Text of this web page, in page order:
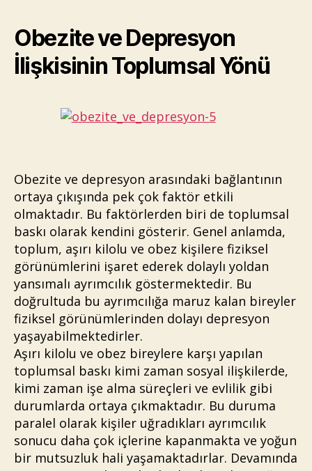
Obezite ve Depresyon
İlişkisinin Toplumsal Yönü
Obezite ve depresyon arasındaki bağlantının
ortaya çıkışında pek çok faktör etkili
olmaktadır. Bu faktörlerden biri de toplumsal
baskı olarak kendini gösterir. Genel anlamda,
toplum, aşırı kilolu ve obez kişilere fiziksel
görünümlerini işaret ederek dolaylı yoldan
yansımalı ayrımcılık göstermektedir. Bu
doğrultuda bu ayrımcılığa maruz kalan bireyler
fiziksel görünümlerinden dolayı depresyon
yaşayabilmektedirler.
Aşırı kilolu ve obez bireylere karşı yapılan
toplumsal baskı kimi zaman sosyal ilişkilerde,
kimi zaman işe alma süreçleri ve evlilik gibi
durumlarda ortaya çıkmaktadır. Bu duruma
paralel olarak kişiler uğradıkları ayrımcılık
sonucu daha çok içlerine kapanmakta ve yoğun
bir mutsuzluk hali yaşamaktadırlar. Devamında